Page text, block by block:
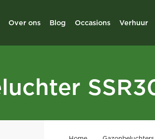
Over ons Blog Occasions Verhuur